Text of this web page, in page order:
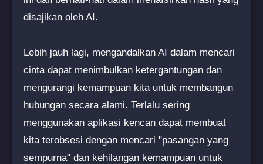
disajikan oleh AI.
Lebih jauh lagi, mengandalkan AI dalam mencari
cinta dapat menimbulkan ketergantungan dan
mengurangi kemampuan kita untuk membangun
hubungan secara alami. Terlalu sering
menggunakan aplikasi kencan dapat membuat
kita terobsesi dengan mencari "pasangan yang
sempurna" dan kehilangan kemampuan untuk